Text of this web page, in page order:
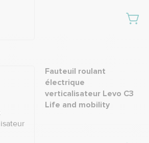
Fauteuil roulant
électrique
verticalisateur Levo C3
Life and mobility